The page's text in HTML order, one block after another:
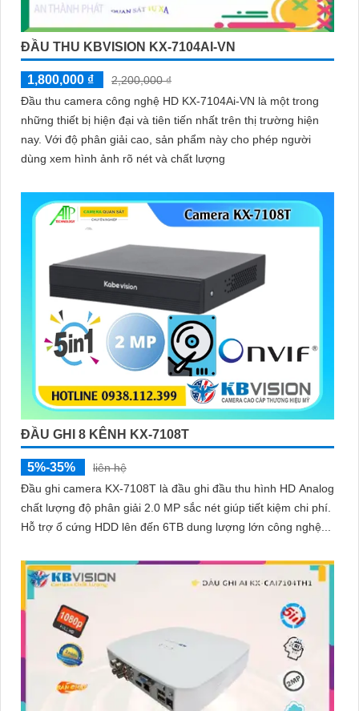
ĐẦU THU KBVISION KX-7104AI-VN
1,800,000 ₫
2,200,000 ₫
Đầu thu camera công nghệ HD KX-7104Ai-VN là một trong
những thiết bị hiện đại và tiên tiến nhất trên thị trường hiện
nay. Với độ phân giải cao, sản phẩm này cho phép người
dùng xem hình ảnh rõ nét và chất lượng
ĐẦU GHI 8 KÊNH KX-7108T
5%-35%
liên hệ
Đầu ghi camera KX-7108T là đầu ghi đầu thu hình HD Analog
chất lượng độ phân giải 2.0 MP sắc nét giúp tiết kiệm chi phí.
Hỗ trợ ổ cứng HDD lên đến 6TB dung lượng lớn công nghệ...